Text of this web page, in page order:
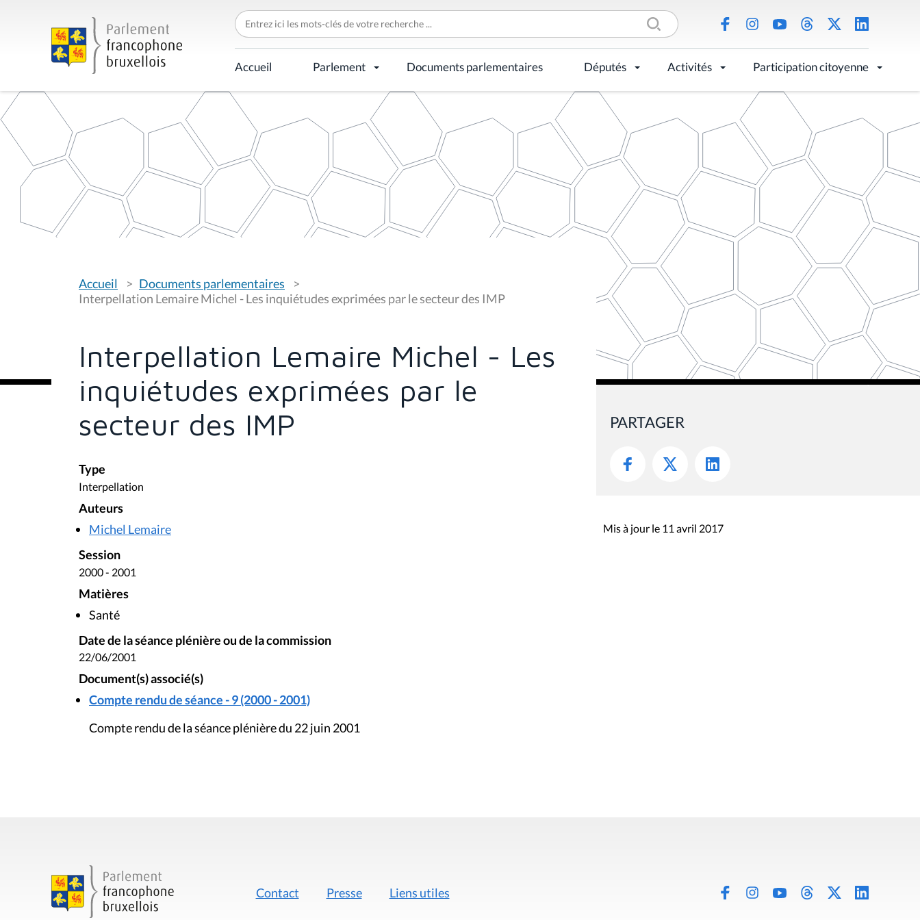
C
h
e
r
c
h
r
p
Accueil Parlement Documents parlementaires Députés Activités Participation citoyenne
o
u
Accueil
Documents parlementaires
Interpellation Lemaire Michel - Les inquiétudes exprimées par le secteur des IMP
Interpellation Lemaire Michel - Les
inquiétudes exprimées par le
secteur des IMP
Type
Interpellation
Auteurs
Michel Lemaire
Session
2000 - 2001
Matières
Santé
Date de la séance plénière ou de la commission
22/06/2001
Document(s) associé(s)
Compte rendu de séance - 9 (2000 - 2001)
Compte rendu de la séance plénière du 22 juin 2001
PARTAGER
Mis à jour le 11 avril 2017
Contact Presse Liens utiles